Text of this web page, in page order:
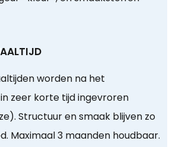
worden na het
zeer korte tijd ingevroren
Structuur en smaak blijven zo
Maximaal 3 maanden houdbaar.